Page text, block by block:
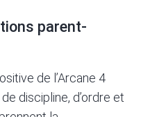
parent-
de l’Arcane 4
discipline, d’ordre et